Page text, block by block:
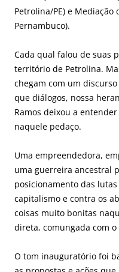
Petrolina/PE) e Mediação
Pernambuco).
Cada qual falou de suas
território de Petrolina.
chegam com um
que diálogos, nossa
Ramos deixou a
naquele pedaço.
Uma empreendedora,
uma guerreira ancestral
posicionamento das
capitalismo e contra os
coisas muito bonitas
direta, comungada com
O tom inauguratório foi